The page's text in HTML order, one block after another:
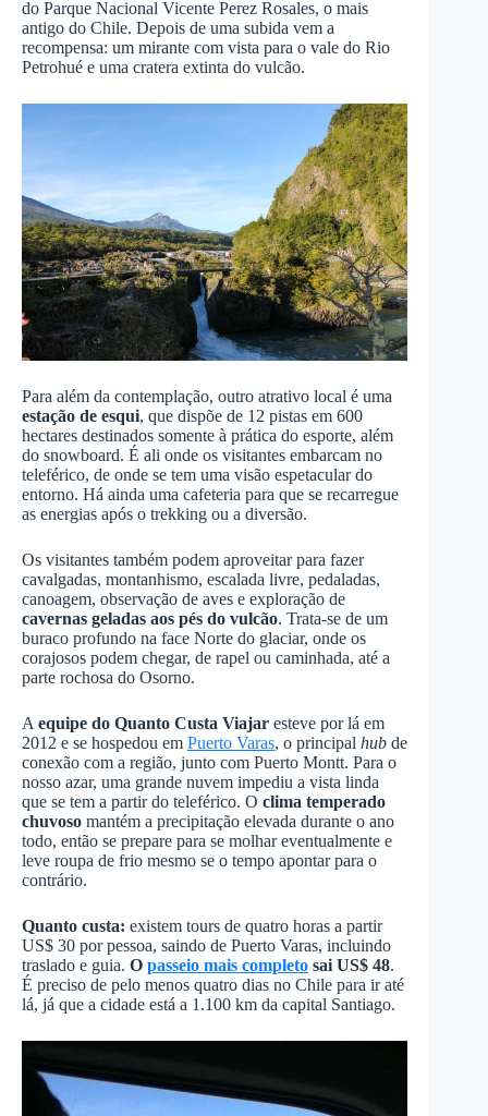
do Parque Nacional Vicente Perez Rosales, o mais
antigo do Chile. Depois de uma subida vem a
recompensa: um mirante com vista para o vale do Rio
Petrohué e uma cratera extinta do vulcão.
Para além da contemplação, outro atrativo local é uma
estação de esqui, que dispõe de 12 pistas em 600
hectares destinados somente à prática do esporte, além
do snowboard. É ali onde os visitantes embarcam no
teleférico, de onde se tem uma visão espetacular do
entorno. Há ainda uma cafeteria para que se recarregue
as energias após o trekking ou a diversão.
Os visitantes também podem aproveitar para fazer
cavalgadas, montanhismo, escalada livre, pedaladas,
canoagem, observação de aves e exploração de
cavernas geladas aos pés do vulcão. Trata-se de um
buraco profundo na face Norte do glaciar, onde os
corajosos podem chegar, de rapel ou caminhada, até a
parte rochosa do Osorno.
A equipe do Quanto Custa Viajar esteve por lá em
2012 e se hospedou em Puerto Varas, o principal hub de
conexão com a região, junto com Puerto Montt. Para o
nosso azar, uma grande nuvem impediu a vista linda
que se tem a partir do teleférico. O clima temperado
chuvoso mantém a precipitação elevada durante o ano
todo, então se prepare para se molhar eventualmente e
leve roupa de frio mesmo se o tempo apontar para o
contrário.
Quanto custa: existem tours de quatro horas a partir
US$ 30 por pessoa, saindo de Puerto Varas, incluindo
traslado e guia. O passeio mais completo sai US$ 48.
É preciso de pelo menos quatro dias no Chile para ir até
lá, já que a cidade está a 1.100 km da capital Santiago.